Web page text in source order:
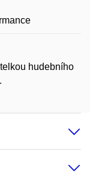
hudebního